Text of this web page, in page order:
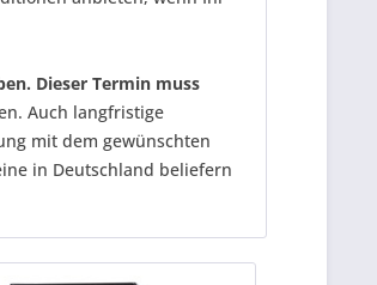
Dieser Termin muss
Auch langfristige
mit dem gewünschten
in Deutschland beliefern